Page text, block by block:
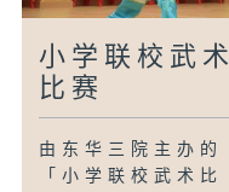
小学联校武术
比赛
由东华三院主办的
「小学联校武术比